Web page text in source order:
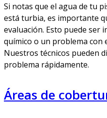
Si notas que el agua de tu
está turbia, es importante
evaluación. Esto puede ser
químico o un problema con
Nuestros técnicos pueden
problema rápidamente.
Áreas de